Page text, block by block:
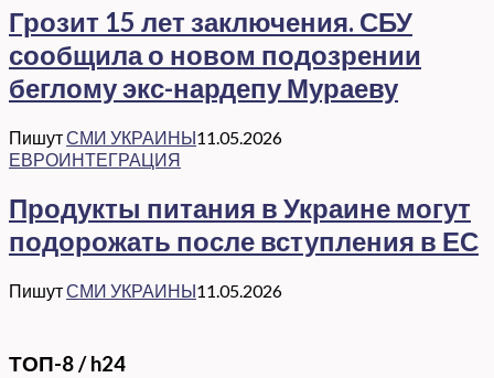
Грозит 15 лет заключения. СБУ
сообщила о новом подозрении
беглому экс-нардепу Мураеву
ПишутСМИ УКРАИНЫ11.05.2026
ЕВРОИНТЕГРАЦИЯ
Продукты питания в Украине могут
подорожать после вступления в ЕС
ПишутСМИ УКРАИНЫ11.05.2026
ТОП-8 / h24